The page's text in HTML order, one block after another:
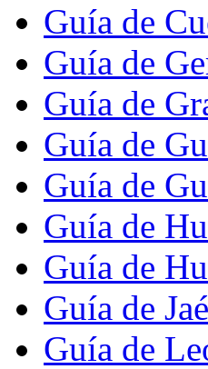
Guía de
Guía de
Guía de
Guía de
Guía de
Guía de
Guía de
Guía de
Guía de